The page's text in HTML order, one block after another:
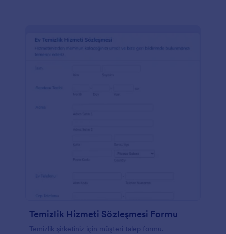
Temizlik Hizmeti Sözleşmesi Formu
Temizlik şirketiniz için müşteri talep formu.